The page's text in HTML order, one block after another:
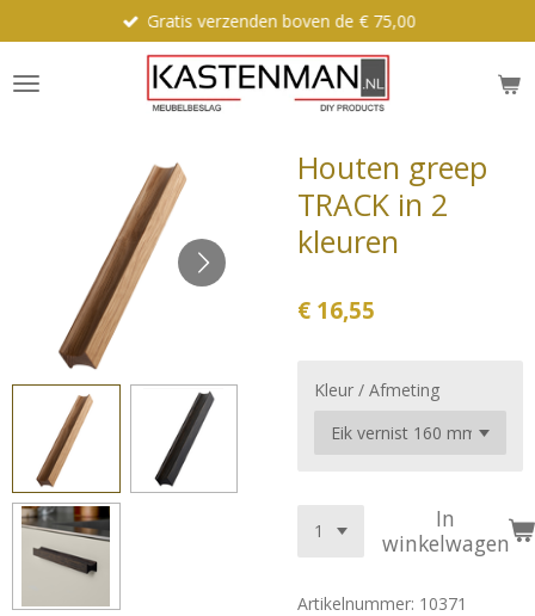
direct
naar
de
Gratis verzenden boven de € 75,00
Houten greep
TRACK in 2
kleuren
€ 16,55
Kleur / Afmeting
In
winkelwagen
Artikelnummer: 10371